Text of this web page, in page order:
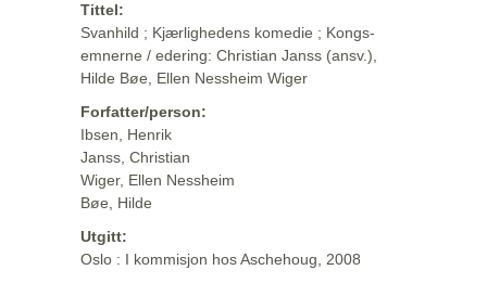
Tittel:
Svanhild ; Kjærlighedens komedie ; Kongs-
emnerne / edering: Christian Janss (ansv.),
Hilde Bøe, Ellen Nessheim Wiger
Forfatter/person:
Ibsen, Henrik
Janss, Christian
Wiger, Ellen Nessheim
Bøe, Hilde
Utgitt:
Oslo : I kommisjon hos Aschehoug, 2008